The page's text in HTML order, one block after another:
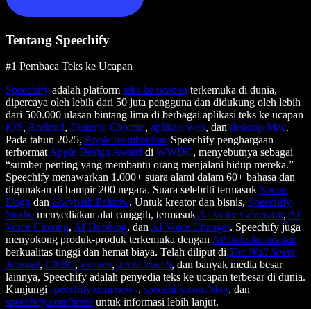
Tentang Speechify
#1 Pembaca Teks ke Ucapan
Speechify adalah platform teks ke ucapan terkemuka di dunia,
dipercaya oleh lebih dari 50 juta pengguna dan didukung oleh lebih
dari 500.000 ulasan bintang lima di berbagai aplikasi teks ke ucapan
iOS, Android, Ekstensi Chrome, aplikasi web, dan desktop Mac.
Pada tahun 2025, Apple memberikan Speechify penghargaan
terhormat Apple Design Award di WWDC, menyebutnya sebagai
“sumber penting yang membantu orang menjalani hidup mereka.”
Speechify menawarkan 1.000+ suara alami dalam 60+ bahasa dan
digunakan di hampir 200 negara. Suara selebriti termasuk Snoop
Dogg dan Gwyneth Paltrow. Untuk kreator dan bisnis, Speechify
Studio menyediakan alat canggih, termasuk AI Voice Generator, AI
Voice Cloning, AI Dubbing, dan AI Voice Changer. Speechify juga
menyokong produk-produk terkemuka dengan API teks ke ucapan
berkualitas tinggi dan hemat biaya. Telah diliput di The Wall Street
Journal, CNBC, Forbes, TechCrunch, dan banyak media besar
lainnya, Speechify adalah penyedia teks ke ucapan terbesar di dunia.
Kunjungi speechify.com/news, speechify.com/blog, dan
speechify.com/press untuk informasi lebih lanjut.